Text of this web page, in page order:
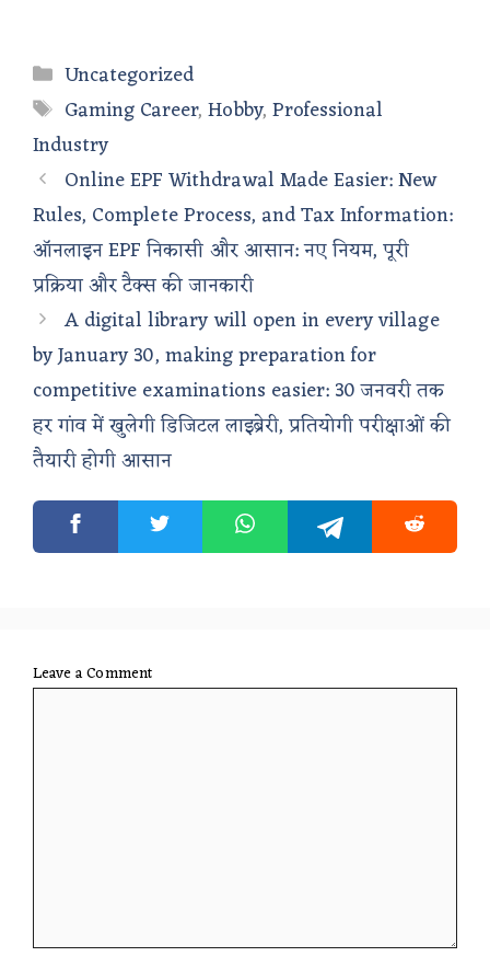
Categories
Uncategorized
Tags
Gaming Career,Hobby,Professional
Industry
Online EPF Withdrawal Made Easier: New
Rules, Complete Process, and Tax Information:
ऑनलाइन EPF निकासी और आसान: नए नियम, पूरी
प्रक्रिया और टैक्स की जानकारी
A digital library will open in every village
by January 30, making preparation for
competitive examinations easier: 30 जनवरी तक
हर गांव में खुलेगी डिजिटल लाइब्रेरी, प्रतियोगी परीक्षाओं की
तैयारी होगी आसान
Leave a Comment